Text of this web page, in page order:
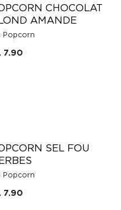
CHOCOLAT
AMANDE
Popcorn
7.90
SEL FOU
Popcorn
7.90